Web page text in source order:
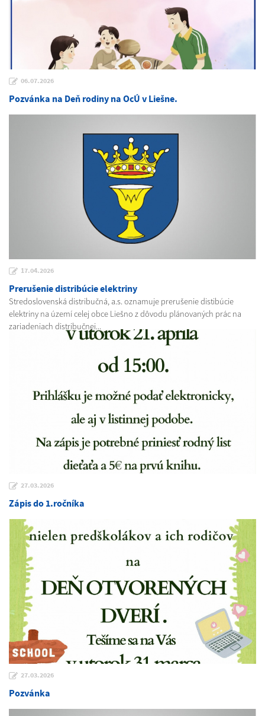
06.07.2026
Pozvánka na Deň rodiny na OcÚ v Liešne.
17.04.2026
Prerušenie distribúcie elektriny
Stredoslovenská distribučná, a.s. oznamuje prerušenie distibúcie
elektriny na území celej obce Liešno z dôvodu plánovaných prác na
zariadeniach distribučnej...
27.03.2026
Zápis do 1.ročníka
27.03.2026
Pozvánka